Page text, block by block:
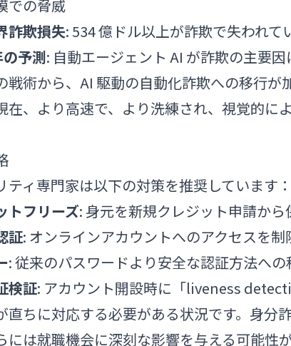
での脅威
詐欺損失: 534 億ドル以上が詐欺で失われて
予測: 自動エージェント AI が詐欺の主要
戦術から、AI 駆動の自動化詐欺への移行が
在、より高速で、より洗練され、視覚的に
ティ専門家は以下の対策を推奨しています：
トフリーズ: 身元を新規クレジット申請から
証: オンラインアカウントへのアクセスを制
: 従来のパスワードより安全な認証方法への
検証: アカウント開設時に「liveness
直ちに対応する必要がある状況です。身分
には就職機会に深刻な影響を与える可能性が